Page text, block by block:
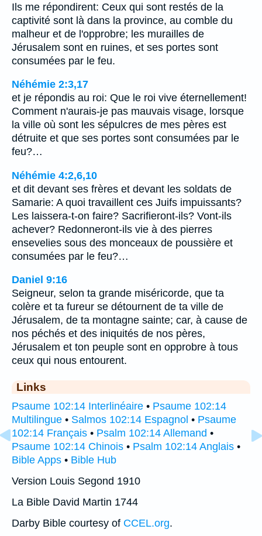
Ils me répondirent: Ceux qui sont restés de la
captivité sont là dans la province, au comble du
malheur et de l'opprobre; les murailles de
Jérusalem sont en ruines, et ses portes sont
consumées par le feu.
Néhémie 2:3,17
et je répondis au roi: Que le roi vive éternellement!
Comment n'aurais-je pas mauvais visage, lorsque
la ville où sont les sépulcres de mes pères est
détruite et que ses portes sont consumées par le
feu?…
Néhémie 4:2,6,10
et dit devant ses frères et devant les soldats de
Samarie: A quoi travaillent ces Juifs impuissants?
Les laissera-t-on faire? Sacrifieront-ils? Vont-ils
achever? Redonneront-ils vie à des pierres
ensevelies sous des monceaux de poussière et
consumées par le feu?…
Daniel 9:16
Seigneur, selon ta grande miséricorde, que ta
colère et ta fureur se détournent de ta ville de
Jérusalem, de ta montagne sainte; car, à cause de
nos péchés et des iniquités de nos pères,
Jérusalem et ton peuple sont en opprobre à tous
ceux qui nous entourent.
Links
Psaume 102:14 Interlinéaire • Psaume 102:14
Multilingue • Salmos 102:14 Espagnol • Psaume
102:14 Français • Psalm 102:14 Allemand •
Psaume 102:14 Chinois • Psalm 102:14 Anglais •
Bible Apps • Bible Hub
Version Louis Segond 1910
La Bible David Martin 1744
Darby Bible courtesy of CCEL.org.